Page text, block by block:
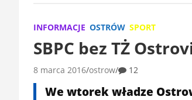
INFORMACJE OSTRÓW SPORT
SBPC bez TŻ
8 marca 2016 ostrow 12
We wtorek władze